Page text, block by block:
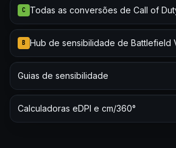
C Todas as conversões de Call of
B Hub de sensibilidade de Battlefield
Guias de sensibilidade
Calculadoras eDPI e cm/360°